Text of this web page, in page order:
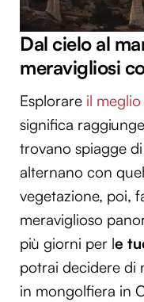
Dal cielo al
meravigliosi
Esplorare il
significa
trovano spiagge
alternano con
vegetazione, poi,
meraviglioso
più giorni per le
potrai decidere di
in mongolfiera in